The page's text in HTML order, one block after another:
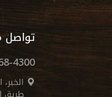
تواصل
4300